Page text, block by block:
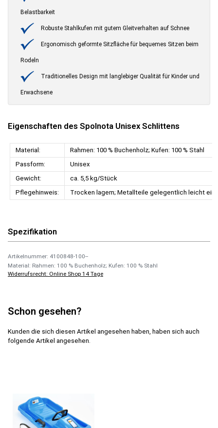
Belastbarkeit
Robuste Stahlkufen mit gutem Gleitverhalten auf Schnee
Ergonomisch geformte Sitzfläche für bequemes Sitzen beim
Rodeln
Traditionelles Design mit langlebiger Qualität für Kinder und
Erwachsene
Eigenschaften des Spolnota Unisex Schlittens
Material:
Rahmen: 100 % Buchenholz; Kufen: 100 % Stahl
Passform:
Unisex
Gewicht:
ca. 5,5 kg/Stück
Pflegehinweis:
Trocken lagern; Metallteile gelegentlich leicht
Spezifikation
Artikelnummer: 4100848-100--
Material: Rahmen: 100 % Buchenholz; Kufen: 100 % Stahl
Widerrufsrecht: Online Shop 14 Tage
Schon gesehen?
Kunden die sich diesen Artikel angesehen haben, haben sich auch
folgende Artikel angesehen.